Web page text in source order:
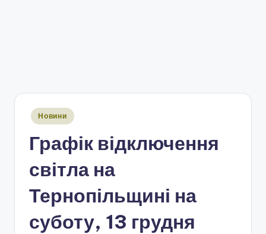
Опубліковано
Новини
Графік відключення
світла на
Тернопільщині на
суботу, 13 грудня